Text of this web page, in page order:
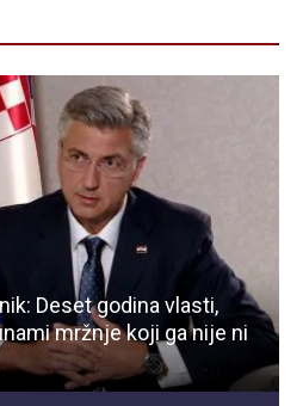
Deset godina vlasti,
mržnje koji ga nije ni